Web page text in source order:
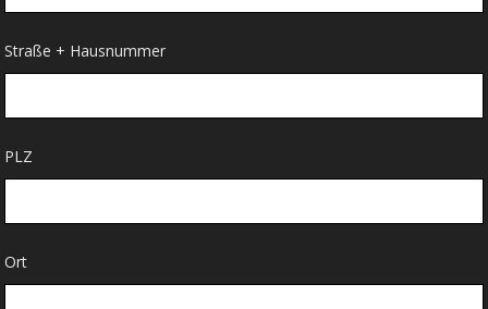
Straße + Hausnummer
PLZ
Ort